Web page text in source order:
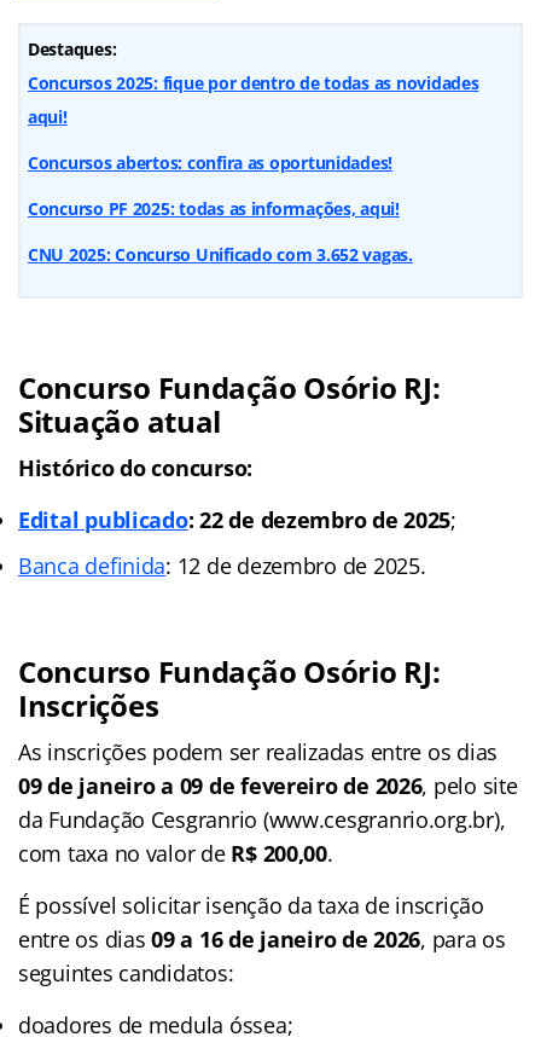
Destaques:
Concursos 2025: fique por dentro de todas as novidades
aqui!
Concursos abertos: confira as oportunidades!
Concurso PF 2025: todas as informações, aqui!
CNU 2025: Concurso Unificado com 3.652 vagas.
Concurso Fundação Osório RJ:
Situação atual
Histórico do concurso:
Edital publicado: 22 de dezembro de 2025;
Banca definida: 12 de dezembro de 2025.
Concurso Fundação Osório RJ:
Inscrições
As inscrições podem ser realizadas entre os dias
09 de janeiro a 09 de fevereiro de 2026, pelo site
da Fundação Cesgranrio (www.cesgranrio.org.br),
com taxa no valor de R$ 200,00.
É possível solicitar isenção da taxa de inscrição
entre os dias09 a 16 de janeiro de 2026, para os
seguintes candidatos:
doadores de medula óssea;